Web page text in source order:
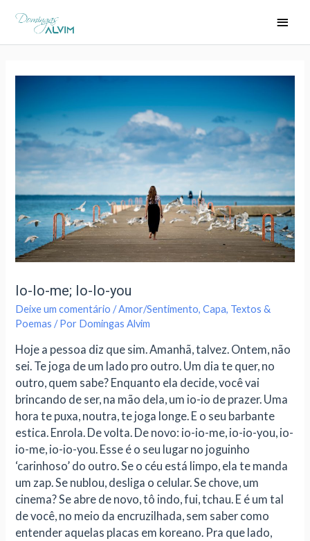
Io-Io-me; Io-Io-you
Deixe um comentário /Amor/Sentimento,Capa, Textos &
Poemas / Por Domingas Alvim
Hoje a pessoa diz que sim. Amanhã, talvez. Ontem, não
sei. Te joga de um lado pro outro. Um dia te quer, no
outro, quem sabe? Enquanto ela decide, você vai
brincando de ser, na mão dela, um io-io de prazer. Uma
hora te puxa, noutra, te joga longe. E o seu barbante
estica. Enrola. De volta. De novo: io-io-me, io-io-you, io-
io-me, io-io-you. Esse é o seu lugar no joguinho
‘carinhoso’ do outro. Se o céu está limpo, ela te manda
um zap. Se nublou, desliga o celular. Se chove, um
cinema? Se abre de novo, tô indo, fui, tchau. E é um tal
de você, no meio da encruzilhada, sem saber como
entender aquelas placas em koreano. Pra que lado,